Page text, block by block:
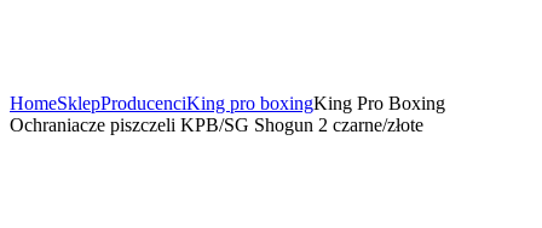
HomeSklepProducenciKing pro boxingKing Pro Boxing
Ochraniacze piszczeli KPB/SG Shogun 2 czarne/złote